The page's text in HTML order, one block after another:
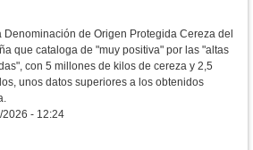
de Origen Protegida Cereza del
que cataloga de "muy positiva" por las "altas
con 5 millones de kilos de cereza y 2,5
unos datos superiores a los obtenidos
2026 - 12:24